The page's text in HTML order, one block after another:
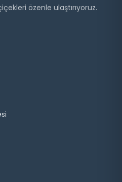
özenle ulaştırıyoruz.